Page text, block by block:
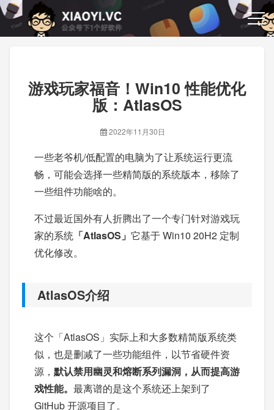
游戏玩家福音！Win10 性能优化
版：AtlasOS
2022年11月30日
一些老爷机/低配置的电脑为了让系统运行更流
畅，可能会选择一些精简版的系统版本，移除了
一些组件功能啥的。
不过最近国外有人折腾出了一个专门针对游戏玩
家的系统 「AtlasOS」 它基于 Win10 20H2 定制
优化修改。
AtlasOS介绍
这个「AtlasOS」实际上和大多数精简版系统类
似，也是删减了一些功能组件，以节省硬件资
源， 默认禁用幽灵和熔断系列漏洞，从而提高游
戏性能。 最离谱的是这个系统还上架到了
GitHub 开源项目了。